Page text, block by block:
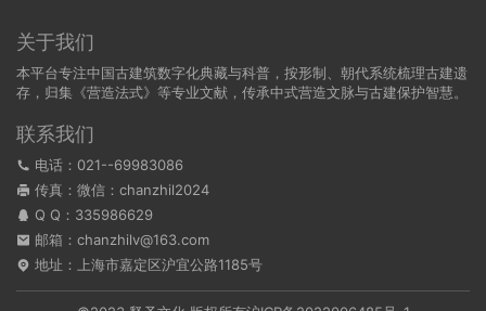
关于我们
本平台专注中国古建筑数字化典藏与科普，按形制、朝代系统梳理古建遗
存，归集《营造法式》等专业文献，传承中式营造文脉与古建保护智慧。
联系我们
电话：021--69983086
传真：微信：chanzhil2024
Q Q： 335986629
邮箱：chanzhilv@163.com
地址：上海市嘉定区沪宜公路1185号